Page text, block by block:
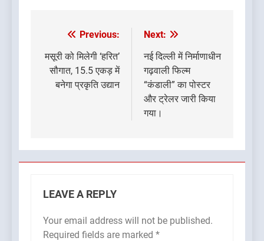
Post
navigation
Previous:
मसूरी को मिलेगी ‘हरित’
सौगात, 15.5 एकड़ में
बनेगा प्रकृति उद्यान
Next:
नई दिल्ली में निर्माणाधीन
गढ़वाली फिल्म
“कंडाली” का पोस्टर
और ट्रेलर जारी किया
गया।
LEAVE A REPLY
Your email address will not be published.
Required fields are marked *